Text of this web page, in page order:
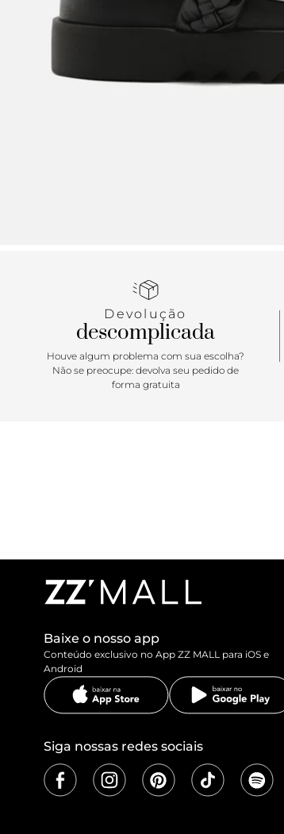
Devolução
descomplicada
Houve algum problema com sua escolha?
Não se preocupe: devolva seu pedido de
forma gratuita
Baixe o nosso app
Conteúdo exclusivo no App ZZ MALL para iOS e
Android
Siga nossas redes sociais